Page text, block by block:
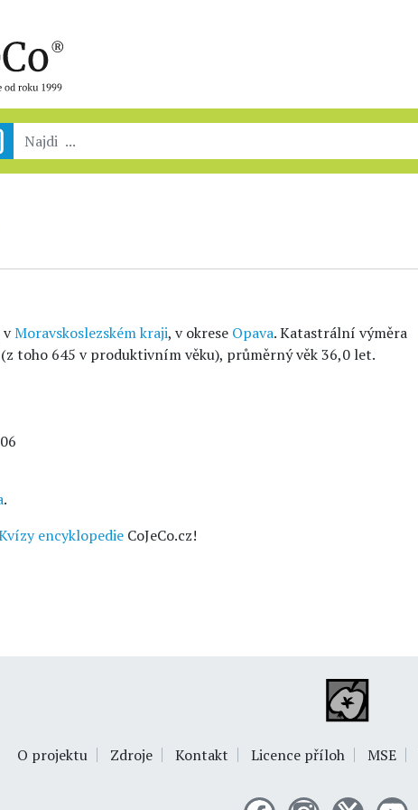
vMoravskoslezském kraji, v okrese Opava. Katastrální výměra
toho 645 v produktivním věku), průměrný věk 36,0 let.
.
encyklopedie CoJeCo.cz!
O projektu Zdroje Kontakt Licence příloh MSE